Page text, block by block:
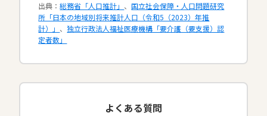
出典：総務省「人口推計」 、国立社会保障・人口問題研究
所「日本の地域別将来推計人口（令和5（2023）年推
計）」 、独立行政法人福祉医療機構「要介護（要支援）認
定者数」
よくある質問